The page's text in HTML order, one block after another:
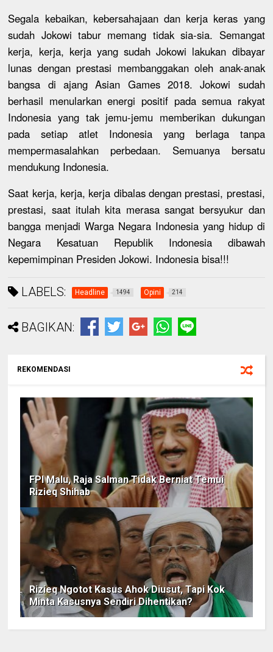
Segala kebaikan, kebersahajaan dan kerja keras yang
sudah Jokowi tabur memang tidak sia-sia. Semangat
kerja, kerja, kerja yang sudah Jokowi lakukan dibayar
lunas dengan prestasi membanggakan oleh anak-anak
bangsa di ajang Asian Games 2018. Jokowi sudah
berhasil menularkan energi positif pada semua rakyat
Indonesia yang tak jemu-jemu memberikan dukungan
pada setiap atlet Indonesia yang berlaga tanpa
mempermasalahkan perbedaan. Semuanya bersatu
mendukung Indonesia.
Saat kerja, kerja, kerja dibalas dengan prestasi, prestasi,
prestasi, saat itulah kita merasa sangat bersyukur dan
bangga menjadi Warga Negara Indonesia yang hidup di
Negara Kesatuan Republik Indonesia dibawah
kepemimpinan Presiden Jokowi. Indonesia bisa!!!
LABELS: Headline 1494 Opini 214
BAGIKAN:
REKOMENDASI
FPI Malu, Raja Salman Tidak Berniat Temui
Rizieq Shihab
Rizieq Ngotot Kasus Ahok Diusut, Tapi Kok
Minta Kasusnya Sendiri Dihentikan?